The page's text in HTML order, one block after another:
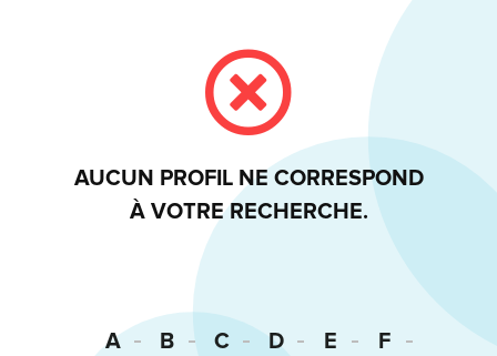
AUCUN PROFIL NE CORRESPOND
À VOTRE RECHERCHE.
A B C D E
F